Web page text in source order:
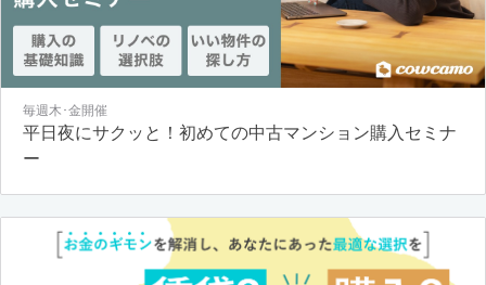
毎週木･金開催
平日夜にサクッと！初めての中古マンション購入セミナ
ー